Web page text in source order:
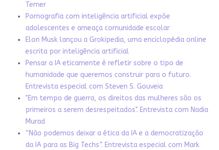
Temer
Pornografia com inteligência artificial expõe
adolescentes e ameaça comunidade escolar
Elon Musk lançou a Grokipedia, uma enciclopédia online
escrita por inteligência artificial
Pensar a IA eticamente é refletir sobre o tipo de
humanidade que queremos construir para o futuro.
Entrevista especial com Steven S. Gouveia
"Em tempo de guerra, os direitos das mulheres são os
primeiros a serem desrespeitados". Entrevista com Nadia
Murad
“Não podemos deixar a ética da IA e a democratização
da IA para as Big Techs”. Entrevista especial com Mark